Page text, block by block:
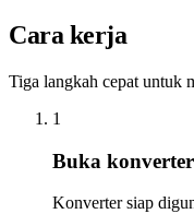
Cara kerja
Tiga langkah cepat untuk
1
Buka konverter
Konverter siap